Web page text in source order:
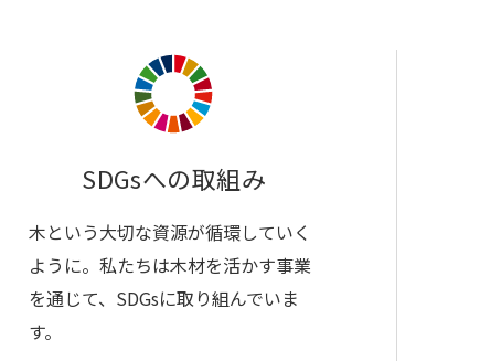
SDGsへの取組み
木という大切な資源が循環していく
ように。私たちは木材を活かす事業
を通じて、SDGsに取り組んでいま
す。